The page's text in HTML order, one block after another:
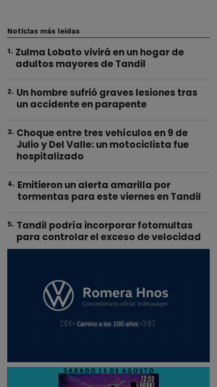
Noticias más leídas
1. Zulma Lobato vivirá en un hogar de
adultos mayores de Tandil
2. Un hombre sufrió graves lesiones tras
un accidente en parapente
3. Choque entre tres vehículos en 9 de
Julio y Del Valle: un motociclista fue
hospitalizado
4. Emitieron un alerta amarilla por
tormentas para este viernes en Tandil
5. Tandil podría incorporar fotomultas
para controlar el exceso de velocidad